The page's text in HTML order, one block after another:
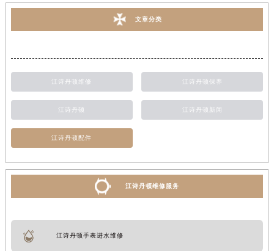
文章分类
江诗丹顿维修 江诗丹顿保养
江诗丹顿 江诗丹顿新闻
江诗丹顿配件
江诗丹顿维修服务
江诗丹顿手表进水维修